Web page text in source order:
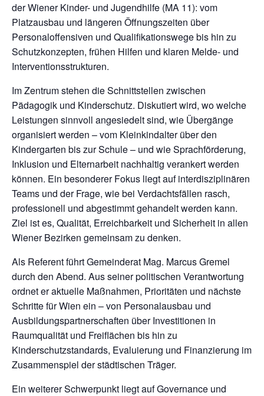
der Wiener Kinder- und Jugendhilfe (MA 11): vom
Platzausbau und längeren Öffnungszeiten über
Personaloffensiven und Qualifikationswege bis hin zu
Schutzkonzepten, frühen Hilfen und klaren Melde- und
Interventionsstrukturen.
Im Zentrum stehen die Schnittstellen zwischen
Pädagogik und Kinderschutz. Diskutiert wird, wo welche
Leistungen sinnvoll angesiedelt sind, wie Übergänge
organisiert werden – vom Kleinkindalter über den
Kindergarten bis zur Schule – und wie Sprachförderung,
Inklusion und Elternarbeit nachhaltig verankert werden
können. Ein besonderer Fokus liegt auf interdisziplinären
Teams und der Frage, wie bei Verdachtsfällen rasch,
professionell und abgestimmt gehandelt werden kann.
Ziel ist es, Qualität, Erreichbarkeit und Sicherheit in allen
Wiener Bezirken gemeinsam zu denken.
Als Referent führt Gemeinderat Mag. Marcus Gremel
durch den Abend. Aus seiner politischen Verantwortung
ordnet er aktuelle Maßnahmen, Prioritäten und nächste
Schritte für Wien ein – von Personalausbau und
Ausbildungspartnerschaften über Investitionen in
Raumqualität und Freiflächen bis hin zu
Kinderschutzstandards, Evaluierung und Finanzierung im
Zusammenspiel der städtischen Träger.
Ein weiterer Schwerpunkt liegt auf Governance und